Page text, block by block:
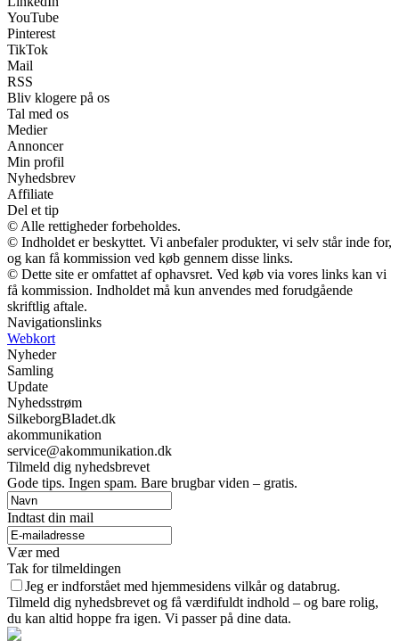
YouTube
Pinterest
TikTok
Mail
RSS
Bliv klogere på os
Tal med os
Medier
Annoncer
Min profil
Nyhedsbrev
Affiliate
Del et tip
© Alle rettigheder forbeholdes.
© Indholdet er beskyttet. Vi anbefaler produkter, vi selv står inde for,
og kan få kommission ved køb gennem disse links.
© Dette site er omfattet af ophavsret. Ved køb via vores links kan vi
få kommission. Indholdet må kun anvendes med forudgående
skriftlig aftale.
Navigationslinks
Webkort
Nyheder
Samling
Update
Nyhedsstrøm
SilkeborgBladet.dk
akommunikation
service@akommunikation.dk
Tilmeld dig nyhedsbrevet
Gode tips. Ingen spam. Bare brugbar viden – gratis.
Indtast din mail
Vær med
Tak for tilmeldingen
Jeg er indforstået med hjemmesidens vilkår og databrug.
Tilmeld dig nyhedsbrevet og få værdifuldt indhold – og bare rolig,
du kan altid hoppe fra igen. Vi passer på dine data.